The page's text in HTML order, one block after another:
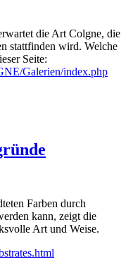
die Art Colgne, die
stattfinden wird. Welche
Seite:
Galerien/index.php
Farben durch
kann, zeigt die
Art und Weise.